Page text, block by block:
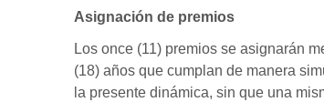
Asignación de premios
Los once (11) premios se asignarán
(18) años que cumplan de manera
la presente dinámica, sin que una